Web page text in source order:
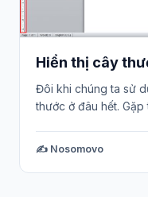
Hiển thị cây
Đôi khi chúng ta sử
thước ở đâu hết.
✍️ Nosomovo